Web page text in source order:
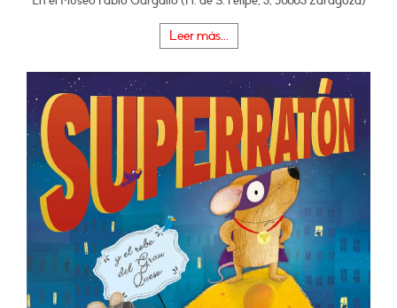
Leer más...